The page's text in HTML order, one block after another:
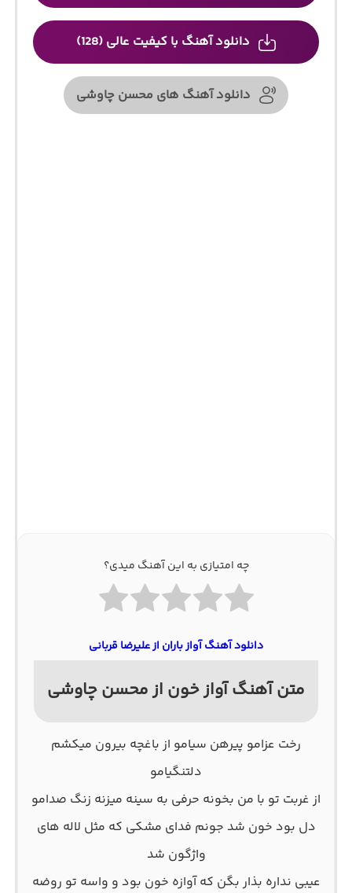
دانلود آهنگ با کیفیت عالی (128)
دانلود آهنگ های محسن چاوشی
چه امتیازی به این آهنگ میدی؟
دانلود آهنگ آواز باران از علیرضا قربانی
متن آهنگ آواز خون از محسن چاوشی
رخت عزامو پیرهن سیامو از باغچه بیرون میکشم
دلتنگیامو
از غربت تو با من بخونه حرفی به سینه میزنه زنگ صدامو
دل بود خون شد جونم فدای مشکی که مثل لاله های
واژگون شد
عیبی نداره بذار بگن که آوازه خون بود و واسه تو روضه